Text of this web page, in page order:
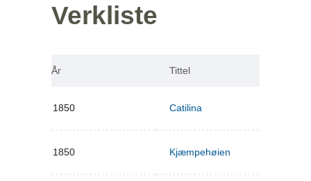
Verkliste
År Tittel
1850 Catilina
1850 Kjæmpehøien